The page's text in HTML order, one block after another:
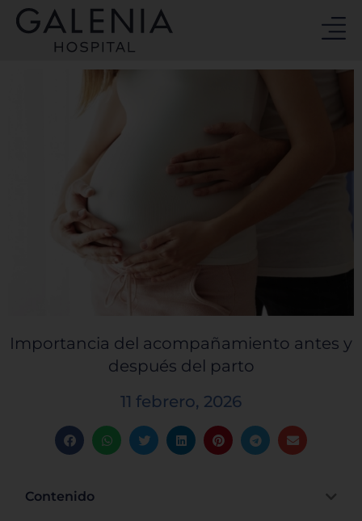
contenido
Importancia del acompañamiento antes y
después del parto
11 febrero, 2026
Contenido